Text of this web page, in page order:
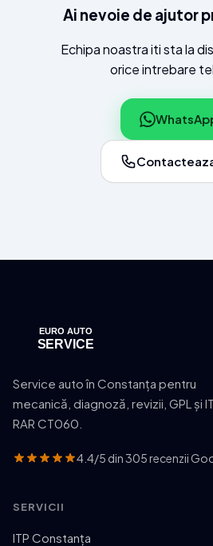
Ai nevoie de ajutor
Echipa noastra iti sta la
orice intrebare
Service auto în Constanța pentru
mecanică, diagnoză, revizii, GPL și
RAR CT060.
4.4/5 din 305 recenzii
SERVICII
ITP Constanța